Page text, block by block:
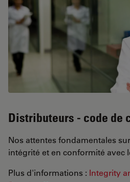
Distributeurs - code de
Nos attentes fondamentales
intégrité et en conformité avec
Plus d'informations : Integrity